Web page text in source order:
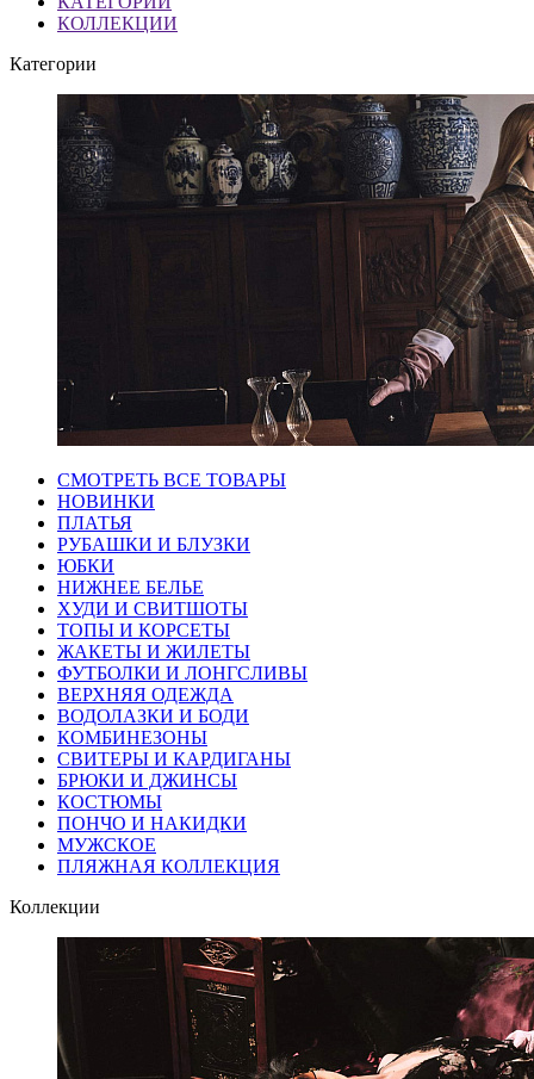
КОЛЛЕКЦИИ
Категории
СМОТРЕТЬ ВСЕ ТОВАРЫ
НОВИНКИ
ПЛАТЬЯ
РУБАШКИ И БЛУЗКИ
ЮБКИ
НИЖНЕЕ БЕЛЬЕ
ХУДИ И СВИТШОТЫ
ТОПЫ И КОРСЕТЫ
ЖАКЕТЫ И ЖИЛЕТЫ
ФУТБОЛКИ И ЛОНГСЛИВЫ
ВЕРХНЯЯ ОДЕЖДА
ВОДОЛАЗКИ И БОДИ
КОМБИНЕЗОНЫ
СВИТЕРЫ И КАРДИГАНЫ
БРЮКИ И ДЖИНСЫ
КОСТЮМЫ
ПОНЧО И НАКИДКИ
МУЖСКОЕ
ПЛЯЖНАЯ КОЛЛЕКЦИЯ
Коллекции